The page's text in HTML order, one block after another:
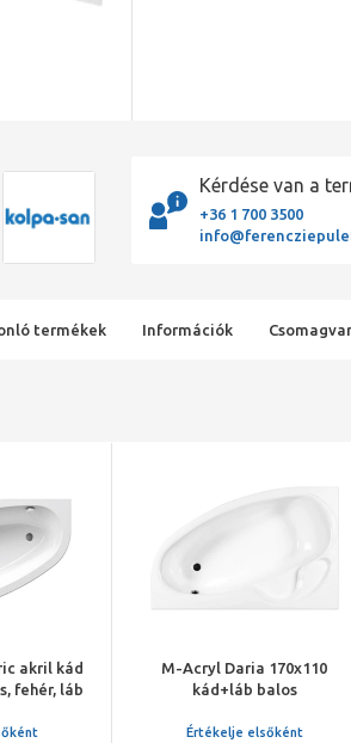
Kérdése van a
+36 1 700 3500
termékek Információk
akril kád
fehér, láb
M-Acryl Daria 170x110
kád+láb balos
Értékelje elsőként